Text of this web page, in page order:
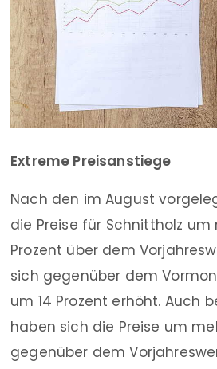
Extreme Preisanstiege
Nach den im August
die Preise für Schnittholz um
Prozent über dem
sich gegenüber dem
um 14 Prozent erhöht. Auch
haben sich die Preise um
gegenüber dem